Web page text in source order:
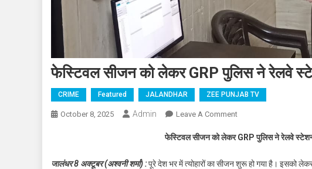
फेस्टिवल सीजन को लेकर GRP पुलिस ने रेलवे
CRIME Featured JALANDHAR ZEE PUNJAB TV
October 8, 2025 Admin Leave A Comment
फेस्टिवल सीजन को लेकर GRP पुलिस ने रेलवे स्टेशन
जालंधर 8 अक्टूबर (अश्वनी शर्मा) :पूरे देश भर में त्योहारों का सीजन शुरू हो गया है। इसको